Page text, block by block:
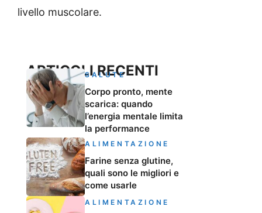
livello muscolare.
ARTICOLI RECENTI
SALUTE
Corpo pronto, mente
scarica: quando
l’energia mentale limita
la performance
ALIMENTAZIONE
Farine senza glutine,
quali sono le migliori e
come usarle
ALIMENTAZIONE